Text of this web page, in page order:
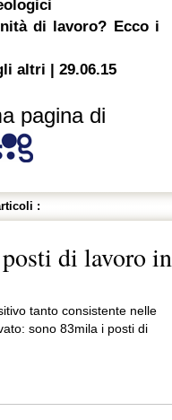
di lavoro? Ecco i
altri | 29.06.15
pagina di
:
di lavoro in
tanto consistente nelle
sono 83mila i posti di